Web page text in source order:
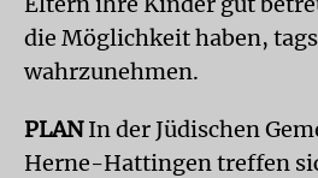
die Möglichkeit haben,
wahrzunehmen.
PLANIn der Jüdischen
Herne-Hattingen treffen